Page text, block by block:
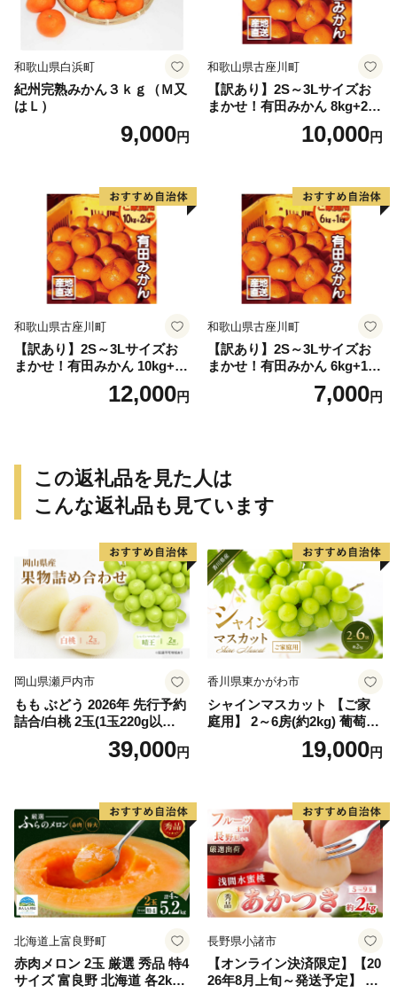
和歌山県白浜町
紀州完熟みかん３ｋｇ（Ｍ又
はＬ）
9,000円
和歌山県古座川町
【訳あり】2S～3Lサイズお
まかせ！有田みかん 8kg+2kg
保証分 11月から12月下旬ま
でに順次発送致します。 / 訳
ん 和歌山 ご家庭用
10,000円
和歌山県古座川町
【訳あり】2S～3Lサイズお
まかせ！有田みかん 10kg+2k
g保証分 11月から12月下旬ま
でに順次発送致します。 / 訳
12,000円
和歌山県古座川町
【訳あり】2S～3Lサイズお
まかせ！有田みかん 6kg+1kg
保証分 11月から12月下旬ま
でに順次発送致します。 / 訳
7,000円
この返礼品を見た人は
こんな返礼品も見ています
岡山県瀬戸内市
もも ぶどう 2026年 先行予約
詰合/白桃 2玉(1玉220g以
上)・シャインマスカット 晴
39,000円
香川県東かがわ市
シャインマスカット 【ご家
庭用】 2～6房(約2kg) 葡萄 ぶ
どう ブドウ フルーツ 果物 く
だもの 果実 旬の果物 旬のフ
19,000円
北海道上富良野町
赤肉メロン 2玉 厳選 秀品 特4
サイズ 富良野 北海道 各2kg
長野県小諸市
【オンライン決済限定】【20
26年8月上旬～発送予定】 先